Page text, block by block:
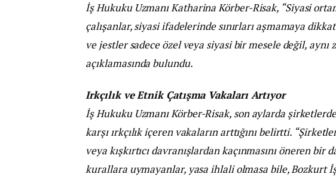
İş Hukuku Uzmanı Katharina Körber-Risak, “Siyasi
çalışanlar, siyasi ifadelerinde sınırları aşmamaya
ve jestler sadece özel veya siyasi bir mesele değil,
açıklamasında bulundu.
Irkçılık ve Etnik Çatışma Vakaları Artıyor
İş Hukuku Uzmanı Körber-Risak, son aylarda
karşı ırkçılık içeren vakaların arttığını belirtti.
veya kışkırtıcı davranışlardan kaçınmasını öneren
kurallara uymayanlar, yasa ihlali olmasa bile, Bozkurt